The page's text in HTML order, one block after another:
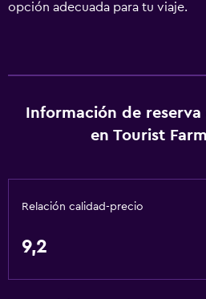
opción adecuada para tu viaje.
Información de
en Tourist
Relación calidad-precio
9,2